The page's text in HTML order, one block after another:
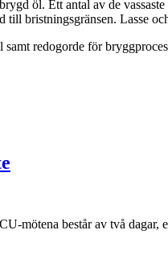
öl. Ett antal av de
bristningsgränsen. Lasse
redogorde för
mötena består av två